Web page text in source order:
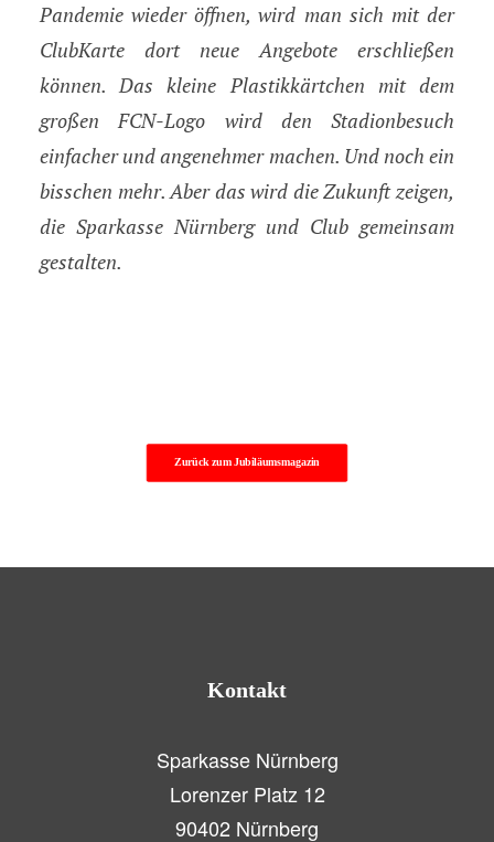
Pandemie wieder öffnen, wird man sich mit der
ClubKarte dort neue Angebote erschließen
können. Das kleine Plastikkärtchen mit dem
großen FCN-Logo wird den Stadionbesuch
einfacher und angenehmer machen. Und noch ein
bisschen mehr. Aber das wird die Zukunft zeigen,
die Sparkasse Nürnberg und Club gemeinsam
gestalten.
Zurück zum Jubiläumsmagazin
Kontakt
Sparkasse Nürnberg
Lorenzer Platz 12
90402 Nürnberg